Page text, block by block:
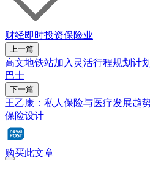
财经即时投资保险业
上一篇
高文地铁站加入灵活行程规划计
巴士
下一篇
王乙康：私人保险与医疗发展趋
保险设计
购买此文章